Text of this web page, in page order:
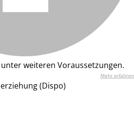
weiteren Voraussetzungen.
Mehr erfahren
(Dispo)